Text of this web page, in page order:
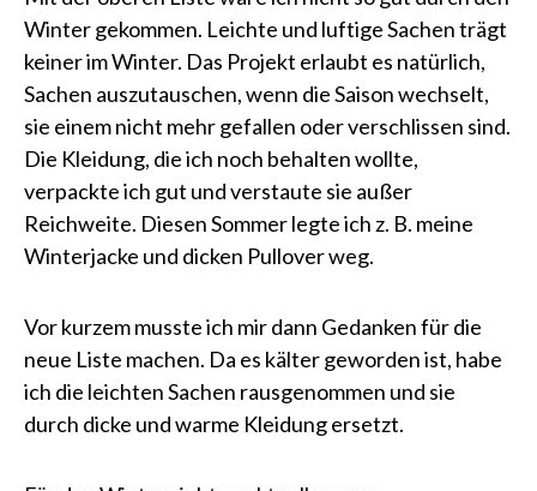
Winter gekommen. Leichte und luftige Sachen trägt
keiner im Winter. Das Projekt erlaubt es natürlich,
Sachen auszutauschen, wenn die Saison wechselt,
sie einem nicht mehr gefallen oder verschlissen sind.
Die Kleidung, die ich noch behalten wollte,
verpackte ich gut und verstaute sie außer
Reichweite. Diesen Sommer legte ich z. B. meine
Winterjacke und dicken Pullover weg.
Vor kurzem musste ich mir dann Gedanken für die
neue Liste machen. Da es kälter geworden ist, habe
ich die leichten Sachen rausgenommen und sie
durch dicke und warme Kleidung ersetzt.